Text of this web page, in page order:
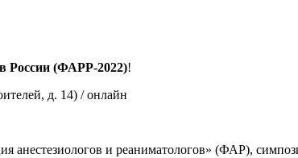
России (ФАРР-2022)!
д. 14) / онлайн
анестезиологов и реаниматологов» (ФАР),